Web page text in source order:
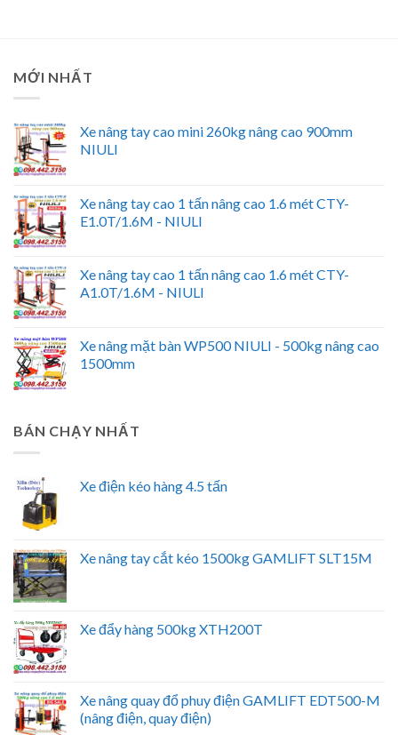
MỚI NHẤT
Xe nâng tay cao mini 260kg nâng cao 900mm
NIULI
Xe nâng tay cao 1 tấn nâng cao 1.6 mét CTY-
E1.0T/1.6M - NIULI
Xe nâng tay cao 1 tấn nâng cao 1.6 mét CTY-
A1.0T/1.6M - NIULI
Xe nâng mặt bàn WP500 NIULI - 500kg nâng cao
1500mm
BÁN CHẠY NHẤT
Xe điện kéo hàng 4.5 tấn
Xe nâng tay cắt kéo 1500kg GAMLIFT SLT15M
Xe đẩy hàng 500kg XTH200T
Xe nâng quay đổ phuy điện GAMLIFT EDT500-M
(nâng điện, quay điện)